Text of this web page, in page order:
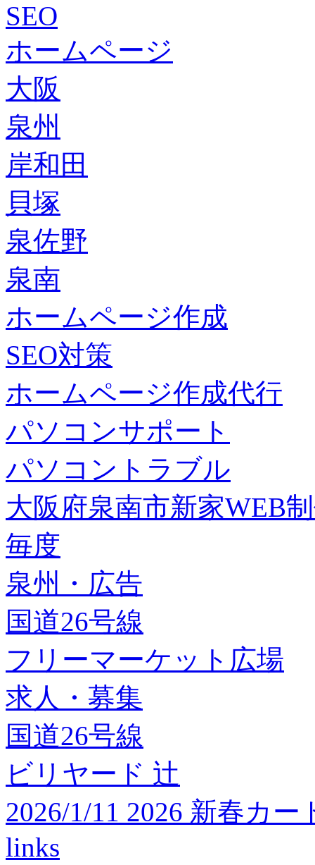
SEO
ホームページ
大阪
泉州
岸和田
貝塚
泉佐野
泉南
ホームページ作成
SEO対策
ホームページ作成代行
パソコンサポート
パソコントラブル
大阪府泉南市新家WEB
毎度
泉州・広告
国道26号線
フリーマーケット広場
求人・募集
国道26号線
ビリヤード 辻
2026/1/11 2026 新春カ
links